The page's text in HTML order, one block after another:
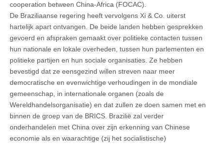
cooperation between China-Africa (FOCAC).
De Braziliaanse regering heeft vervolgens Xi & Co. uiterst
hartelijk apart ontvangen. De beide landen hebben gesprekken
gevoerd en afspraken gemaakt over politieke contacten tussen
hun nationale en lokale overheden, tussen hun parlementen en
politieke partijen en hun sociale organisaties. Ze hebben
bevestigd dat ze eensgezind willen streven naar meer
democratische en evenwichtige verhoudingen in de mondiale
gemeenschap, in internationale organen (zoals de
Wereldhandelsorganisatie) en dat zullen ze doen samen met en
binnen de groep van de BRICS. Brazilië zal verder
onderhandelen met China over zijn erkenning van Chinese
economie als en waarachtige (zij het socialistische)